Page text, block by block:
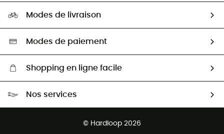
Seconde Main
Aide & Contact
HardGuides
Sélection éco-responsable
Modes de livraison
Modes de paiement
Shopping en ligne facile
Nos services
© Hardloop 2026